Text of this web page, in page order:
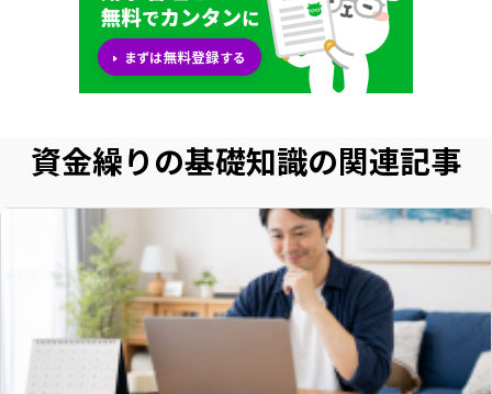
資金繰りの基礎知識の関連記事